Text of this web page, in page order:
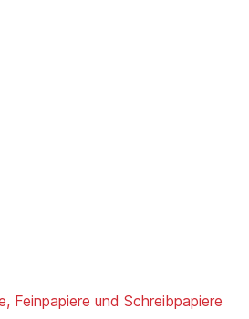
Feinpapiere und Schreibpapiere